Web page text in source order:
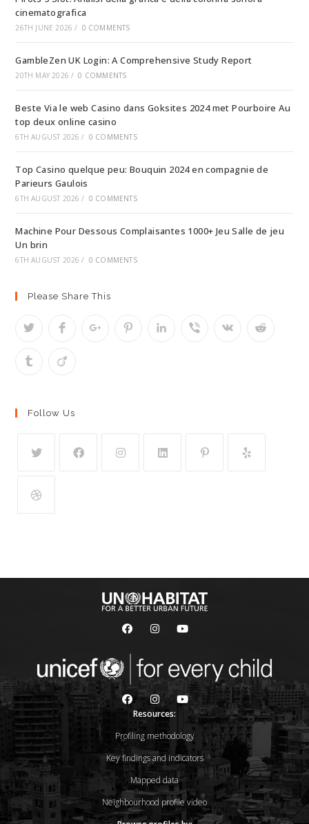
cinematografica
26TH JUNE 2026 / 0 COMMENTS
GambleZen UK Login: A Comprehensive Study Report
20TH MAY 2026 / 0 COMMENTS
Beste Via le web Casino dans Goksites 2024 met Pourboire Au
top deux online casino
6TH AUGUST 2026 / 0 COMMENTS
Top Casino quelque peu: Bouquin 2024 en compagnie de
Parieurs Gaulois
6TH AUGUST 2026 / 0 COMMENTS
Machine Pour Dessous Complaisantes 1000+ Jeu Salle de jeu
Un brin
6TH AUGUST 2026 / 0 COMMENTS
Please Share This
Follow Us
Resources:
Profiling methodology
Key findings and indicators
Mapped data
Neighbourhood profile video